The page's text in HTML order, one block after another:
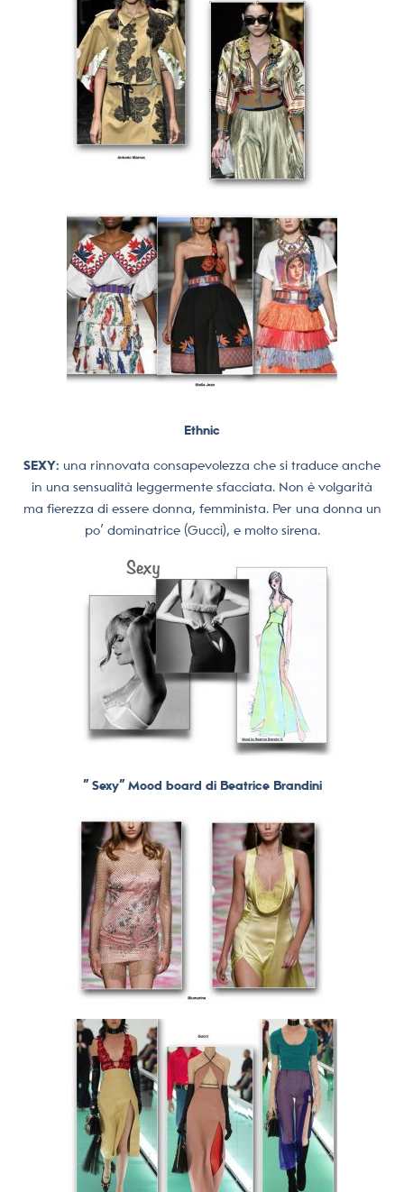
Ethnic
SEXY: una rinnovata consapevolezza che si traduce anche
in una sensualità leggermente sfacciata. Non è volgarità
ma fierezza di essere donna, femminista. Per una donna un
po’ dominatrice (Gucci), e molto sirena.
” Sexy” Mood board di Beatrice Brandini